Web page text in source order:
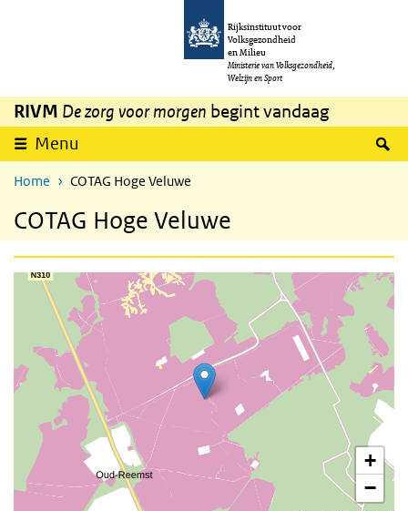
Overslaan en naar de inhoud gaan
Rijksinstituut voor
Volksgezondheid
en Milieu
Ministerie van Volksgezondheid,
Welzijn en Sport
RIVM De zorg voor morgen begint vandaag
Menu
Home COTAG Hoge Veluwe
COTAG Hoge Veluwe
+
−